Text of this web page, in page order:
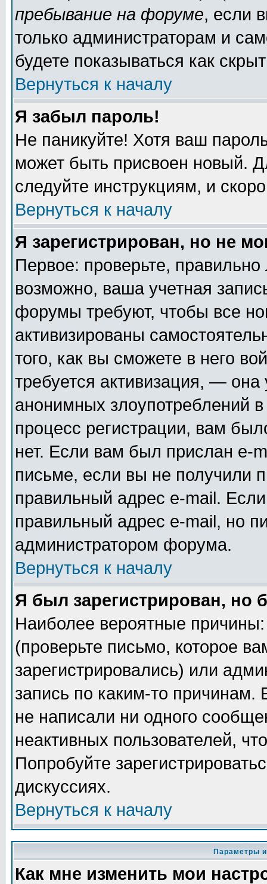
пребывание на форуме, если
только администраторам и
будете показываться как
Вернуться к началу
Я забыл пароль!
Не паникуйте! Хотя ваш
может быть присвоен новый.
следуйте инструкциям, и
Вернуться к началу
Я зарегистрирован, но не
Первое: проверьте,
возможно, ваша учетная
форумы требуют, чтобы все
активизированы
того, как вы сможете в него
требуется активизация, —
анонимных злоупотреблений
процесс регистрации, вам
нет. Если вам был прислан e-
письме, если вы не получили
правильный адрес e-mail.
правильный адрес e-mail, но
администратором форума.
Вернуться к началу
Я был зарегистрирован, но
Наиболее вероятные
(проверьте письмо, которое
зарегистрировались) или
запись по каким-то
не написали ни одного
неактивных пользователей,
Попробуйте
дискуссиях.
Вернуться к началу
Параметры
Как мне изменить мои